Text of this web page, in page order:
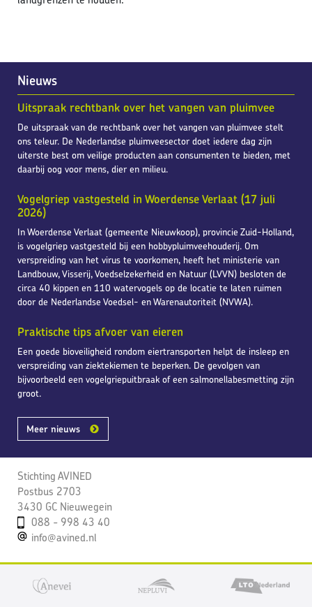
Nieuws
Uitspraak rechtbank over het vangen van pluimvee
De uitspraak van de rechtbank over het vangen van pluimvee stelt
ons teleur. De Nederlandse pluimveesector doet iedere dag zijn
uiterste best om veilige producten aan consumenten te bieden, met
daarbij oog voor mens, dier en milieu.
Vogelgriep vastgesteld in Woerdense Verlaat (17 juli
2026)
In Woerdense Verlaat (gemeente Nieuwkoop), provincie Zuid-Holland,
is vogelgriep vastgesteld bij een hobbypluimveehouderij. Om
verspreiding van het virus te voorkomen, heeft het ministerie van
Landbouw, Visserij, Voedselzekerheid en Natuur (LVVN) besloten de
circa 40 kippen en 110 watervogels op de locatie te laten ruimen
door de Nederlandse Voedsel- en Warenautoriteit (NVWA).
Praktische tips afvoer van eieren
Een goede bioveiligheid rondom eiertransporten helpt de insleep en
verspreiding van ziektekiemen te beperken. De gevolgen van
bijvoorbeeld een vogelgriepuitbraak of een salmonellabesmetting zijn
groot.
Meer nieuws
Stichting AVINED
Postbus 2703
3430 GC Nieuwegein
088 - 998 43 40
info@avined.nl